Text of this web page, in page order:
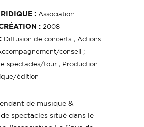
: Association
: 2008
Diffusion de concerts ; Actions
conseil ;
spectacles/tour ; Production
édition
de musique &
spectacles situé dans le